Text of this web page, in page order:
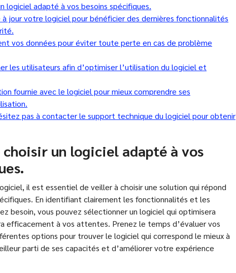
logiciel adapté à vos besoins spécifiques.
jour votre logiciel pour bénéficier des dernières fonctionnalités
vos données pour éviter toute perte en cas de problème
les utilisateurs afin d’optimiser l’utilisation du logiciel et
fournie avec le logiciel pour mieux comprendre ses
pas à contacter le support technique du logiciel pour obtenir
choisir un logiciel adapté à vos
il est essentiel de veiller à choisir une solution qui répond
En identifiant clairement les fonctionnalités et les
besoin, vous pouvez sélectionner un logiciel qui optimisera
efficacement à vos attentes. Prenez le temps d’évaluer vos
options pour trouver le logiciel qui correspond le mieux à
parti de ses capacités et d’améliorer votre expérience